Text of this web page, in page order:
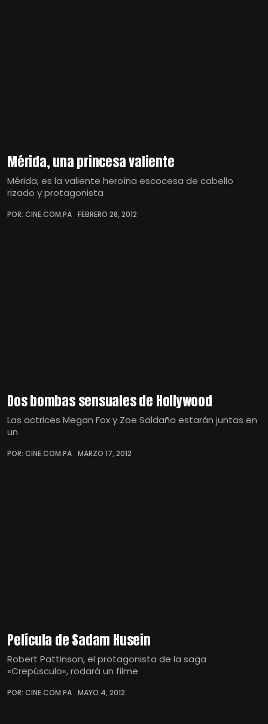
Mérida, una princesa valiente
Mérida, es la valiente heroína escocesa de cabello
rizado y protagonista
POR: CINE.COM.PA FEBRERO 28, 2012
Dos bombas sensuales de Hollywood
Las actrices Megan Fox y Zoe Saldaña estarán juntas en
un
POR: CINE.COM.PA MARZO 17, 2012
Película de Sadam Husein
Robert Pattinson, el protagonista de la saga
«Crepúsculo«, rodará un filme
POR: CINE.COM.PA MAYO 4, 2012